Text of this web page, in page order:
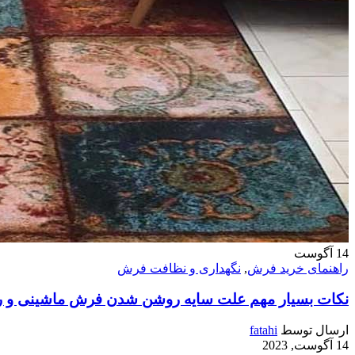
14 آگوست
راهنمای خرید فرش, نگهداری و نظافت فرش
نکات بسیار مهم علت سایه روشن شدن فرش ماشینی و
ارسال توسط fatahi
14 آگوست, 2023